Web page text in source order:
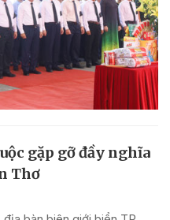
gặp gỡ đầy nghĩa
Thơ